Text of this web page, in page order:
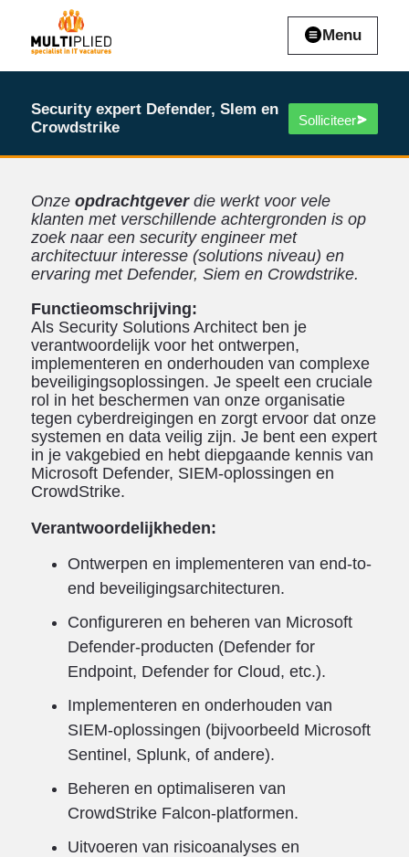
Menu
Security expert Defender, SIem en
Crowdstrike
Solliciteer
Onze opdrachtgeverdie werkt voor vele
klanten met verschillende achtergronden is op
zoek naar een security engineer met
architectuur interesse (solutions niveau) en
ervaring met Defender, Siem en Crowdstrike.
Functieomschrijving:
Als Security Solutions Architect ben je
verantwoordelijk voor het ontwerpen,
implementeren en onderhouden van complexe
beveiligingsoplossingen. Je speelt een cruciale
rol in het beschermen van onze organisatie
tegen cyberdreigingen en zorgt ervoor dat onze
systemen en data veilig zijn. Je bent een expert
in je vakgebied en hebt diepgaande kennis van
Microsoft Defender, SIEM-oplossingen en
CrowdStrike.
Verantwoordelijkheden:
Ontwerpen en implementeren van end-to-
end beveiligingsarchitecturen.
Configureren en beheren van Microsoft
Defender-producten (Defender for
Endpoint, Defender for Cloud, etc.).
Implementeren en onderhouden van
SIEM-oplossingen (bijvoorbeeld Microsoft
Sentinel, Splunk, of andere).
Beheren en optimaliseren van
CrowdStrike Falcon-platformen.
Uitvoeren van risicoanalyses en